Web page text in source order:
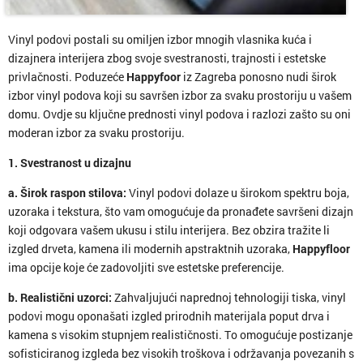
Vinyl podovi postali su omiljen izbor mnogih vlasnika kuća i
dizajnera interijera zbog svoje svestranosti, trajnosti i estetske
privlačnosti. Poduzeće Happyfoor iz Zagreba ponosno nudi širok
izbor vinyl podova koji su savršen izbor za svaku prostoriju u vašem
domu. Ovdje su ključne prednosti vinyl podova i razlozi zašto su oni
moderan izbor za svaku prostoriju.
1. Svestranost u dizajnu
a. Širok raspon stilova: Vinyl podovi dolaze u širokom spektru boja,
uzoraka i tekstura, što vam omogućuje da pronađete savršeni dizajn
koji odgovara vašem ukusu i stilu interijera. Bez obzira tražite li
izgled drveta, kamena ili modernih apstraktnih uzoraka, Happyfloor
ima opcije koje će zadovoljiti sve estetske preferencije.
b. Realistični uzorci: Zahvaljujući naprednoj tehnologiji tiska, vinyl
podovi mogu oponašati izgled prirodnih materijala poput drva i
kamena s visokim stupnjem realističnosti. To omogućuje postizanje
sofisticiranog izgleda bez visokih troškova i održavanja povezanih s